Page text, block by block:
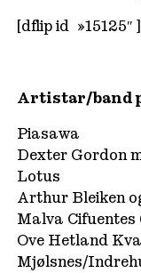
[dflip id=»15125″
Artistar/band
Piasawa
Dexter Gordon
Lotus
Arthur Bleiken
Malva Cifuentes
Ove Hetland
Mjølsnes/